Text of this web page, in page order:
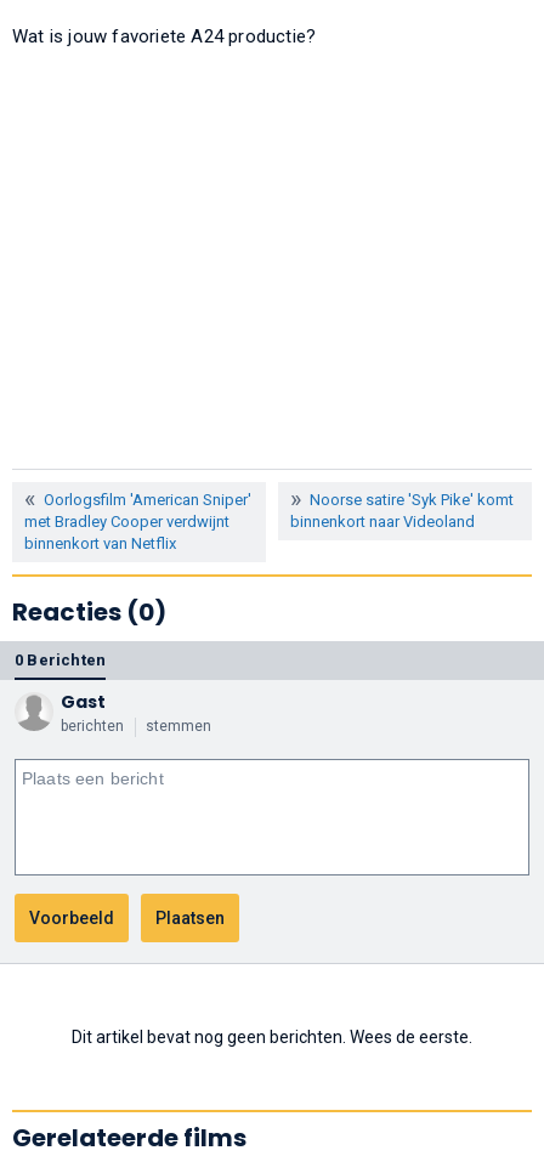
Wat is jouw favoriete A24 productie?
Oorlogsfilm 'American Sniper'
met Bradley Cooper verdwijnt
binnenkort van Netflix
Noorse satire 'Syk Pike' komt
binnenkort naar Videoland
Reacties (0)
0 Berichten
Gast
berichten stemmen
Dit artikel bevat nog geen berichten. Wees de eerste.
Gerelateerde films